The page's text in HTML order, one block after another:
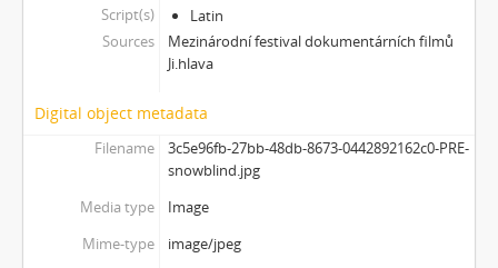
Script(s)
Latin
Sources
Mezinárodní festival dokumentárních filmů
Ji.hlava
Digital object metadata
Filename
3c5e96fb-27bb-48db-8673-0442892162c0-PRE-
snowblind.jpg
Media type
Image
Mime-type
image/jpeg